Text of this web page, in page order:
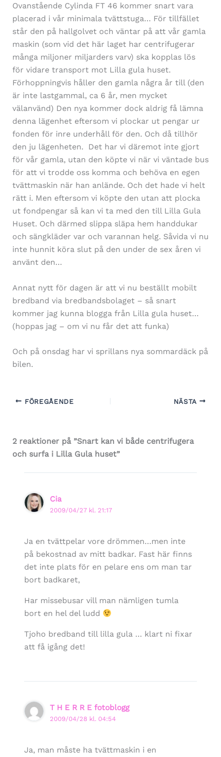
Ovanstående Cylinda FT 46 kommer snart vara
placerad i vår minimala tvättstuga… För tillfället
står den på hallgolvet och väntar på att vår gamla
maskin (som vid det här laget har centrifugerar
många miljoner miljarders varv) ska kopplas lös
för vidare transport mot Lilla gula huset.
Förhoppningvis håller den gamla några år till (den
är inte lastgammal, ca 6 år, men mycket
välanvänd) Den nya kommer dock aldrig få lämna
denna lägenhet eftersom vi plockar ut pengar ur
fonden för inre underhåll för den. Och då tillhör
den ju lägenheten. Det har vi däremot inte gjort
för vår gamla, utan den köpte vi när vi väntade bus
för att vi trodde oss komma och behöva en egen
tvättmaskin när han anlände. Och det hade vi helt
rätt i. Men eftersom vi köpte den utan att plocka
ut fondpengar så kan vi ta med den till Lilla Gula
Huset. Och därmed slippa släpa hem handdukar
och sängkläder var och varannan helg. Såvida vi nu
inte hunnit köra slut på den under de sex åren vi
använt den…
Annat nytt för dagen är att vi nu beställt mobilt
bredband via bredbandsbolaget – så snart
kommer jag kunna blogga från Lilla gula huset…
(hoppas jag – om vi nu får det att funka)
Och på onsdag har vi sprillans nya sommardäck på
bilen.
FÖREGÅENDE NÄSTA
2 reaktioner på ”Snart kan vi både centrifugera
och surfa i Lilla Gula huset”
Cia
2009/04/27 kl. 21:17
Ja en tvättpelar vore drömmen…men inte
på bekostnad av mitt badkar. Fast här finns
det inte plats för en pelare ens om man tar
bort badkaret,
Har missebusar vill man nämligen tumla
bort en hel del ludd
Tjoho bredband till lilla gula … klart ni fixar
att få igång det!
T H E R R E fotoblogg
2009/04/28 kl. 04:54
Ja, man måste ha tvättmaskin i en